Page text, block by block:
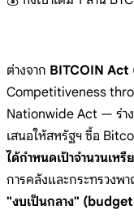
ต่างจาก BITCOIN Act
Competitiveness
Nationwide Act — ร่า
เสนอให้สหรัฐฯ ซื้อ
ได้กำหนดเป้าจำนวนเห
การคลังและกระทรวงพ
"งบเป็นกลาง"